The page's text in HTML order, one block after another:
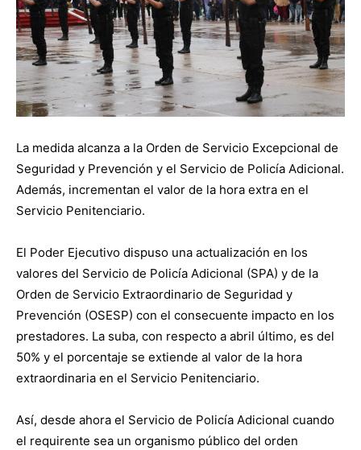
La medida alcanza a la Orden de Servicio Excepcional de
Seguridad y Prevención y el Servicio de Policía Adicional.
Además, incrementan el valor de la hora extra en el
Servicio Penitenciario.
El Poder Ejecutivo dispuso una actualización en los
valores del Servicio de Policía Adicional (SPA) y de la
Orden de Servicio Extraordinario de Seguridad y
Prevención (OSESP) con el consecuente impacto en los
prestadores. La suba, con respecto a abril último, es del
50% y el porcentaje se extiende al valor de la hora
extraordinaria en el Servicio Penitenciario.
Así, desde ahora el Servicio de Policía Adicional cuando
el requirente sea un organismo público del orden